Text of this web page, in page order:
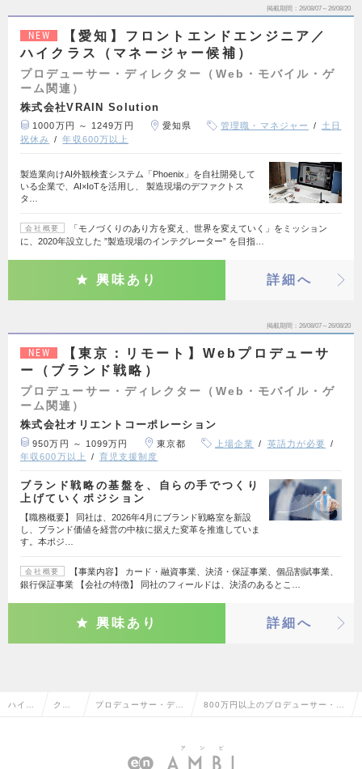
掲載期間 26/08/07～26/08/20
NEW
【愛知】フロントエンドエンジニア／
ハイクラス（マネージャー候補）
プロデューサー・ディレクター（Web・モバイル・ゲ
ーム関連）
株式会社VRAIN Solution
1000万円 ～ 1249万円 愛知県 管理職・マネジャー
土日
祝休み
年収600万以上
製造業向けAI外観検査システム「Phoenix」を自社開発して
いる企業で、AI×IoTを活用し、 製造現場のデファクトス
タ…
会社概要
「モノづくりのあり方を変え、世界を変えていく」をミッション
に、2020年設立した ”製造現場のインテグレーター” を目指…
興味あり 詳細へ
掲載期間 26/08/07～26/08/20
NEW
【東京：リモート】Webプロデューサ
ー（ブランド戦略）
プロデューサー・ディレクター（Web・モバイル・ゲ
ーム関連）
株式会社オリエントコーポレーション
950万円 ～ 1099万円 東京都 上場企業
英語力が必要
年収600万以上
育児支援制度
ブランド戦略の基盤を、自らの手でつくり
上げていくポジション
【職務概要】 同社は、2026年4月にブランド戦略室を新設
し、ブランド価値を経営の中核に据えた変革を推進していま
す。本ポジ…
会社概要
【事業内容】 カード・融資事業、決済・保証事業、個品割賦事業、
銀行保証事業 【会社の特徴】 同社のフィールドは、決済のあるとこ…
興味あり 詳細へ
ハイク クリ プロデューサー・ディ
イル・ゲーム関連）
800万円以上のプロデューサー・デ
ーム関連）の転職・求人情報一覧